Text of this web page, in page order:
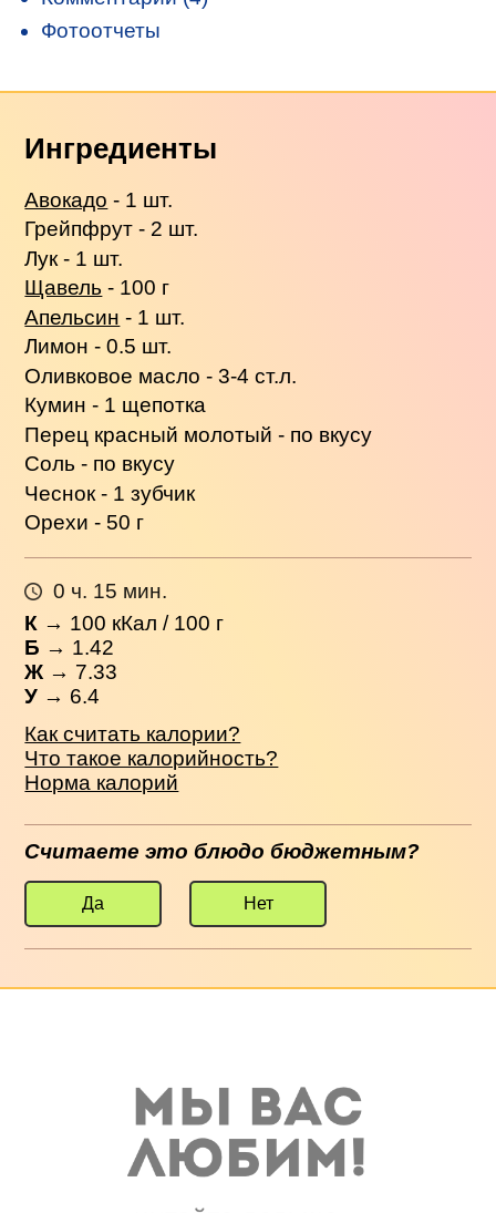
Фотоотчеты
Ингредиенты
Авокадо - 1 шт.
Грейпфрут - 2 шт.
Лук - 1 шт.
Щавель - 100 г
Апельсин - 1 шт.
Лимон - 0.5 шт.
Оливковое масло - 3-4 ст.л.
Кумин - 1 щепотка
Перец красный молотый - по вкусу
Соль - по вкусу
Чеснок - 1 зубчик
Орехи - 50 г
0 ч. 15 мин.
К → 100 кКал / 100 г
Б → 1.42
Ж → 7.33
У → 6.4
Как считать калории?
Что такое калорийность?
Норма калорий
Считаете это блюдо бюджетным?
Да Нет